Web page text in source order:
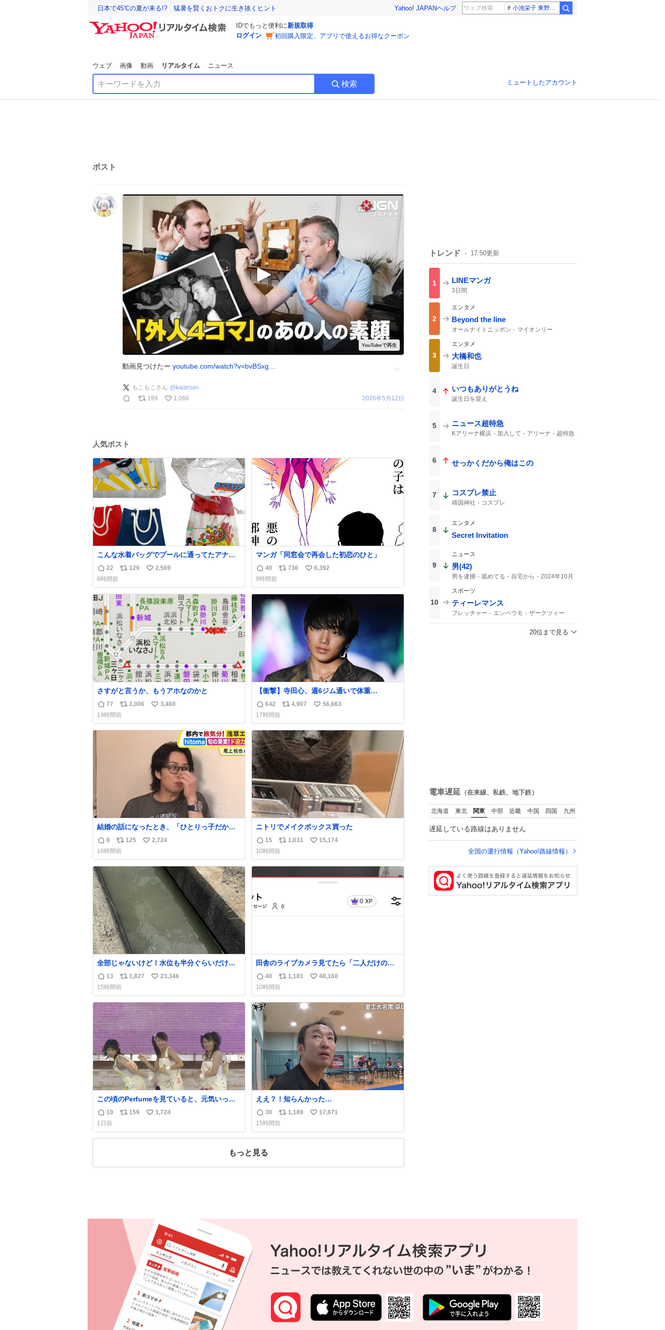
日本で45℃の夏が来る!? 猛暑を賢くおトクに生き抜くヒント Yahoo! JAPANヘルプ 小池栄子 東野幸治
IDでもっと便利に新規取得
ログイン
初回購入限定、アプリで使えるお得なクーポン
ウェブ 画像 動画 リアルタイム ニュース
検索 ミュートしたアカウント
ポスト
動画見つけたー youtube.com/watch?v=bvBSxg…
もこもこさん @ kajarsan
199
1,066 2026年5月12日
人気ポスト
こんな水着バッグでプールに通ってたアナ
タ、完全なる同世代（笑） #70年代 #80年
代 #昭和レトロ
返
信
数
22
リ
ス
ト
数
129
い
ね
数
2,569
6時間前
マンガ「同窓会で再会した初恋のひと」
返
信
数
40
リ
ス
ト
736
い
ね
数
6,392
9時間前
さすがと言うか、もうアホなのかと
返
信
数
77
リ
ポ
ス
1,006
い
ね
3,460
19時間前
【衝撃】寺田心、週6ジム通いで体重
62kg→82kgに 110kgのベンチプレス持ち上
げる姿披露
news.livedoor.com/article/detail… 元々自重
のみだったが、更に筋肉を大きくするためジ
ム通いを開始。筋肉増量のためおにぎり10
個、ゼリー飲料3～4本、パスタと毎日4千kcal
オーバーの食事を摂取し、増量したという。
返
信
数
642
リ
ス
ト
数
4,907
い
ね
数
56,663
17時間前
結婚の話になったとき、「ひとりっ子だから
僕が諦めた瞬間に一族が潰える」「死ぬとき1
人とか嫌」だから結婚願望は"ある"って答え
たものの、結局「（結婚は）向いてねぇのか
もしれない」で締める北山くん、きっといろ
いろ考えて言葉を選んで、まるく収めてくれ
たんだなと思った
返
信
数
8
リ
ポ
ス
125
い
ね
数
2,724
16時間前
ニトリでメイクボックス買った
返
信
数
15
リ
ポ
ス
ト
1,031
い
ね
数
15,174
10時間前
全部じゃないけど！水位も半分ぐらいだけ
ど！水が来はじめたよ！！！ 作業してくれた
方々ありがとーーー
ー！！！！！！！！！！！！！！！！！！！
！！！！！！！
返
信
数
13
リ
ポ
ス
ト
数
1,827
い
ね
数
23,346
15時間前
田舎のライブカメラ見てたら「二人だけの世
界」を発見した
返
信
数
40
リ
ポ
ス
1,181
い
ね
数
48,160
10時間前
この頃のPerfumeを見ていると、元気いっぱ
いでありながら決して感情に任せすぎること
なく、しっかりと制御されたダンスであるこ
とに新鮮に驚く。3人のあげた足の向きや角度
とか本当に細かな部分まできっちりと揃って
返
信
数
10
リ
ス
159
い
ね
1,724
1日前
ええ？！知らんかった…
返
信
数
30
リ
ポ
ス
1,189
い
ね
17,671
15時間前
もっと見る
トレンド 17:50更新
1 LINEマンガ
3日間
2
エンタメ
Beyond the line
オールナイトニッポン
マイオンリー
3
エンタメ
大橋和也
誕生日
4 いつもありがとうね
誕生日を迎え
5 ニュース超特急
Kアリーナ横浜 加入して アリーナ
超特急
6 せっかくだから俺はこの
7 コスプレ禁止
靖国神社 コスプレ
8
エンタメ
Secret Invitation
9
ニュース
男(42)
男を逮捕 舐めてる 自宅から 2024年10月
10
スポーツ
ティーレマンス
フレッチャー エンベウモ
ザークツィー
20位まで見る
電車遅延 （在来線、私鉄、地下鉄）
北海道 東北 関東 中部 近畿 中国 四国 九州
遅延している路線はありません
全国の運行情報（Yahoo!路線情報）